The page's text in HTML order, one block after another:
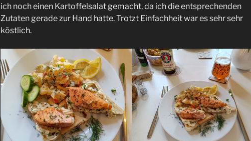
ich noch einen Kartoffelsalat gemacht, da ich die entsprechenden
Zutaten gerade zur Hand hatte. Trotzt Einfachheit war es sehr sehr
köstlich.